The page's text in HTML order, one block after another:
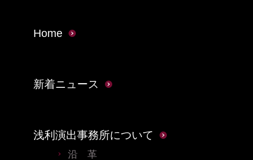
Home
新着ニュース
浅利演出事務所について
沿 革